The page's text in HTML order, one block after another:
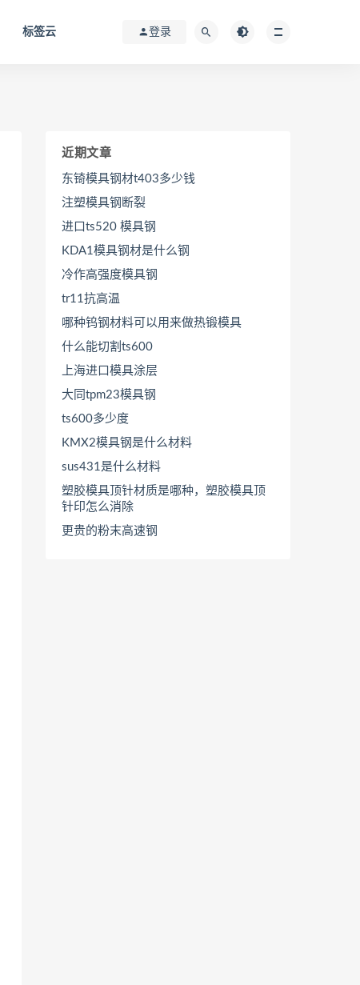
标签云 登录
近期文章
东锜模具钢材t403多少钱
注塑模具钢断裂
进口ts520 模具钢
KDA1模具钢材是什么钢
冷作高强度模具钢
tr11抗高温
哪种钨钢材料可以用来做热锻模具
什么能切割ts600
上海进口模具涂层
大同tpm23模具钢
ts600多少度
KMX2模具钢是什么材料
sus431是什么材料
塑胶模具顶针材质是哪种，塑胶模具顶
针印怎么消除
更贵的粉末高速钢